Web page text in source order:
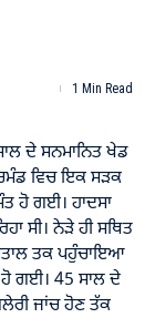
1 Min Read
ਦੇ ਸਨਮਾਨਿਤ ਖੇਡ
ਵਿਚ ਇਕ ਸੜਕ
ਹੋ ਗਈ। ਹਾਦਸਾ
ਸੀ। ਨੇੜੇ ਹੀ ਸਥਿਤ
ਤਕ ਪਹੁੰਚਾਇਆ
ਗਈ। 45 ਸਾਲ ਦੇ
ਜਾਂਚ ਹੋਣ ਤੱਕ